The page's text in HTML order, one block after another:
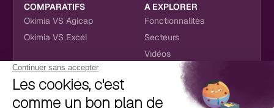
COMPARATIFS
Okimia VS Agicap
Okimia VS Excel
A EXPLORER
Fonctionnalités
Secteurs
Vidéos
NOUS RETROUVER
CONTACT
RÉSEAUX SOCIAUX